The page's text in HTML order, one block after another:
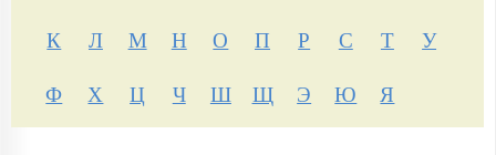
К
Л М Н О П Р С Т
У
Ф
Х Ц Ч Ш Щ Э Ю Я